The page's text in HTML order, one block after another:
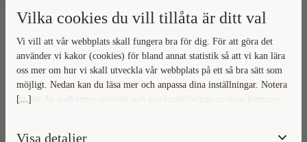
Vilka cookies du vill tillåta är ditt val
[...]
Vi vill att vår webbplats skall fungera bra för dig. För att göra det
använder vi kakor (cookies) för bland annat statistik så att vi kan lära
oss mer om hur vi skall utveckla vår webbplats på ett så bra sätt som
möjligt. Nedan kan du läsa mer och anpassa dina inställningar. Notera
att när du godkänner statistik och marknadsförings-cookies kommer
Visa detaljer
Gå till startsidan